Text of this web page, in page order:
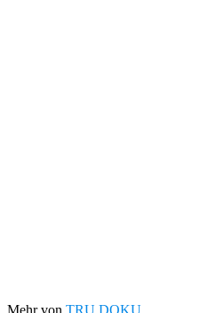
Mehr von TRU DOKU